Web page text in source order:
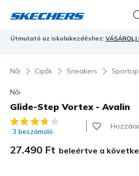
⭐Skechers VIP:45 napos visszaküldés
Női Cipők Sneakers
Női
Glide-Step Vortex - Avalin
5 az 5-ből ügyfélértékelés
3 beszámoló
27.490 Ft beleértve a